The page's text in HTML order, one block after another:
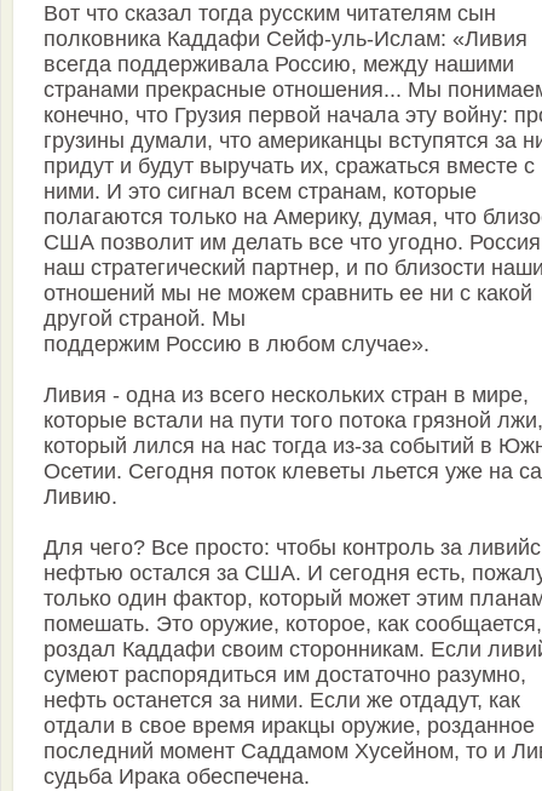
Вот что сказал тогда русским читателям сын
полковника Каддафи Сейф-уль-Ислам: «Ливия
всегда поддерживала Россию, между нашими
странами прекрасные отношения... Мы
конечно, что Грузия первой начала эту войну:
грузины думали, что американцы вступятся за
придут и будут выручать их, сражаться вместе с
ними. И это сигнал всем странам, которые
полагаются только на Америку, думая, что
США позволит им делать все что угодно.
наш стратегический партнер, и по близости
отношений мы не можем сравнить ее ни с какой
другой страной. Мы
поддержим Россию в любом случае».
Ливия - одна из всего нескольких стран в мире,
которые встали на пути того потока грязной лжи,
который лился на нас тогда из-за событий в
Осетии. Сегодня поток клеветы льется уже на
Ливию.
Для чего? Все просто: чтобы контроль за
нефтью остался за США. И сегодня есть,
только один фактор, который может этим
помешать. Это оружие, которое, как сообщается,
роздал Каддафи своим сторонникам. Если
сумеют распорядиться им достаточно разумно,
нефть останется за ними. Если же отдадут, как
отдали в свое время иракцы оружие, розданное
последний момент Саддамом Хусейном, то и
судьба Ирака обеспечена.